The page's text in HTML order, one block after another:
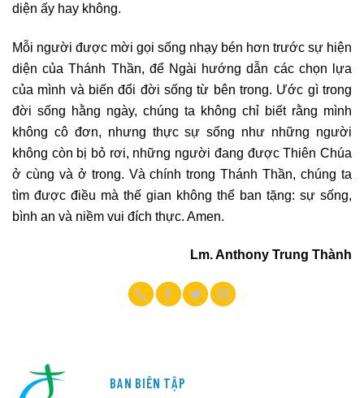
diện ấy hay không.
Mỗi người được mời gọi sống nhạy bén hơn trước sự hiện
diện của Thánh Thần, để Ngài hướng dẫn các chọn lựa
của mình và biến đổi đời sống từ bên trong. Ước gì trong
đời sống hằng ngày, chúng ta không chỉ biết rằng mình
không cô đơn, nhưng thực sự sống như những người
không còn bị bỏ rơi, những người đang được Thiên Chúa
ở cùng và ở trong. Và chính trong Thánh Thần, chúng ta
tìm được điều mà thế gian không thể ban tặng: sự sống,
bình an và niềm vui đích thực. Amen.
Lm. Anthony Trung Thành
BAN BIÊN TẬP